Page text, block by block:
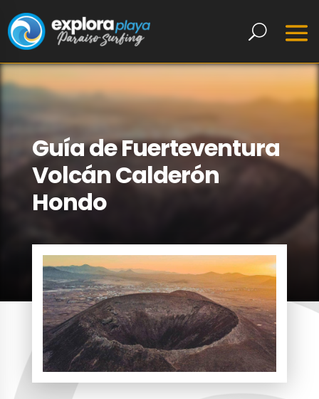
Guía de Fuerteventura
Volcán Calderón
Hondo